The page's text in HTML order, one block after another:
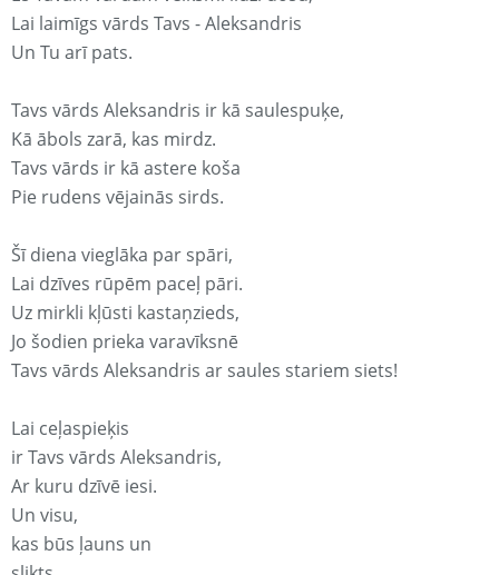
Lai laimīgs vārds Tavs - Aleksandris
Un Tu arī pats.
Tavs vārds Aleksandris ir kā saulespuķe,
Kā ābols zarā, kas mirdz.
Tavs vārds ir kā astere koša
Pie rudens vējainās sirds.
Šī diena vieglāka par spāri,
Lai dzīves rūpēm paceļ pāri.
Uz mirkli kļūsti kastaņzieds,
Jo šodien prieka varavīksnē
Tavs vārds Aleksandris ar saules stariem siets!
Lai ceļaspieķis
ir Tavs vārds Aleksandris,
Ar kuru dzīvē iesi.
Un visu,
kas būs ļauns un